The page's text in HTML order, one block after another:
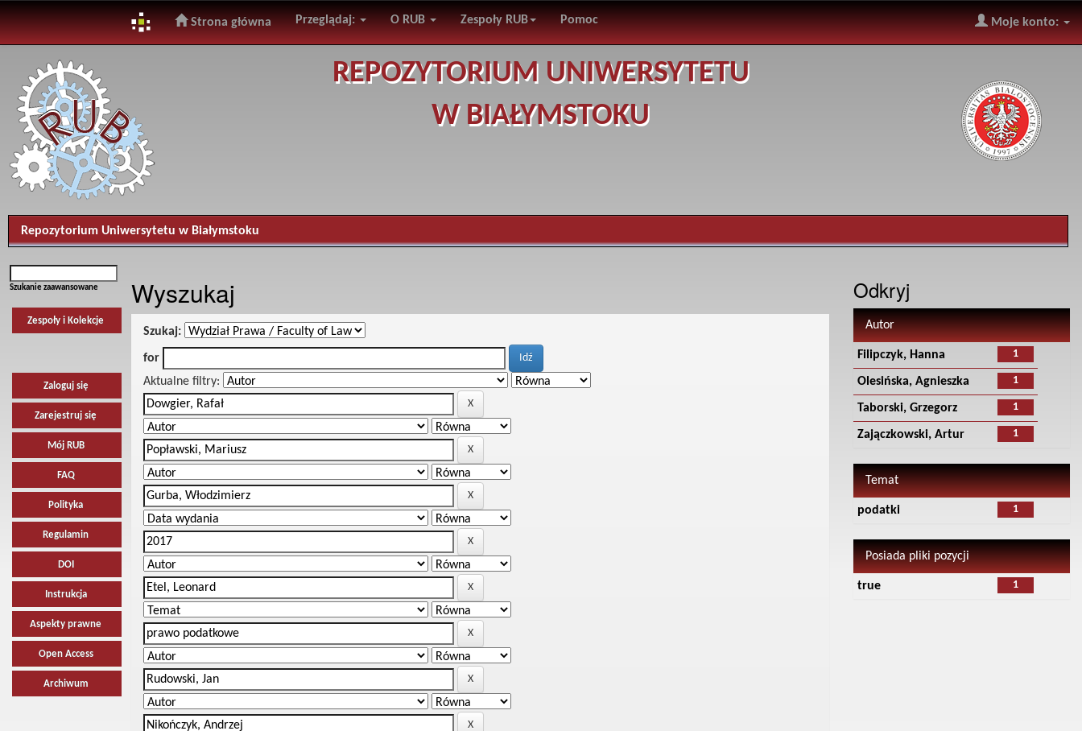
navigation
Strona główna Przeglądaj: O RUB Zespoły RUB Pomoc Moje konto:
REPOZYTORIUM UNIWERSYTETU
W BIAŁYMSTOKU
Repozytorium Uniwersytetu w Białymstoku
Szukanie zaawansowane
Zespoły i Kolekcje
Zaloguj się
Zarejestruj się
Mój RUB
FAQ
Polityka
Regulamin
DOI
Instrukcja
Aspekty prawne
Open Access
Archiwum
Wyszukaj
Szukaj:
for
Aktualne filtry:
Odkryj
Autor
1
Filipczyk, Hanna
1
Olesińska, Agnieszka
1
Taborski, Grzegorz
1
Zajączkowski, Artur
Temat
1
podatki
Posiada pliki pozycji
1
true